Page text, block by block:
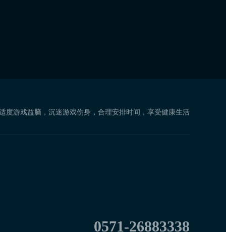
度游戏益脑，沉迷游戏伤身，合理安排时间，享受健康生活
0571-26883338